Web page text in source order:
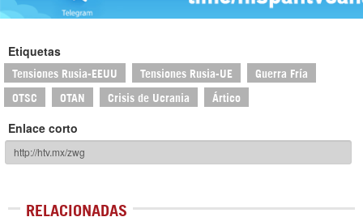
Etiquetas
Tensiones Rusia-EEUU Tensiones Rusia-UE Guerra Fría
OTSC OTAN Crisis de Ucrania Ártico
Enlace corto
RELACIONADAS